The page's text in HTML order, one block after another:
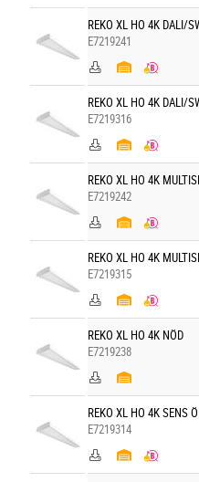
REKO XL HO 4K DALI/
E7219241
REKO XL HO 4K DALI/
E7219316
REKO XL HO 4K
E7219242
REKO XL HO 4K
E7219315
REKO XL HO 4K NÖD
E7219238
REKO XL HO 4K SENS
E7219314